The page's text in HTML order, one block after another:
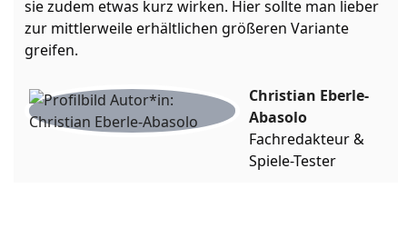
sie zudem etwas kurz wirken. Hier sollte man lieber
zur mittlerweile erhältlichen größeren Variante
greifen.
Christian Eberle-
Abasolo
Fachredakteur &
Spiele-Tester